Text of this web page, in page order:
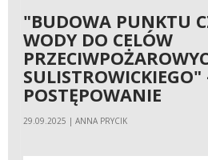
"BUDOWA PUNKTU
WODY DO CELÓW
SULISTROWICKIEGO"
POSTĘPOWANIE
29.09.2025 | ANNA PRYCIK